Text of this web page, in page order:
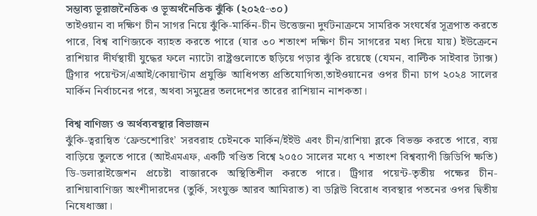
সম্ভাব্য ভূরাজনৈতিক ও ভূঅর্থনৈতিক ঝুঁকি (২০২৫-৩০)
তাইওয়ান বা দক্ষিণ চীন সাগর নিয়ে ঝুঁকি-মার্কিন-চীন উত্তেজনা দুর্ঘটনাক্রমে সামরিক সংঘর্ষের সূত্রপাত করতে
পারে, বিশ্ব বাণিজ্যকে ব্যাহত করতে পারে (যার ৩০ শতাংশ দক্ষিণ চীন সাগরের মধ্য দিয়ে যায়) ইউক্রেনে
রাশিয়ার দীর্ঘস্থায়ী যুদ্ধের ফলে ন্যাটো রাষ্ট্রগুলোতে ছড়িয়ে পড়ার ঝুঁকি রয়েছে (যেমন, বাল্টিক সাইবার ট্যাক্স)
ট্রিগার পয়েন্টস/এআই/কোয়ান্টাম প্রযুক্তি আধিপত্য প্রতিযোগিতা,তাইওয়ানের ওপর চীনা চাপ ২০২৪ সালের
মার্কিন নির্বাচনের পরে, অথবা সমুদ্রের তলদেশের তারের রাশিয়ান নাশকতা।
বিশ্ব বাণিজ্য ও অর্থব্যবস্থার বিভাজন
ঝুঁকি-ত্বরান্বিত ‘ফ্রেন্ডশোরিং’ সরবরাহ চেইনকে মার্কিন/ইইউ এবং চীন/রাশিয়া ব্লকে বিভক্ত করতে পারে, ব্যয়
বাড়িয়ে তুলতে পারে (আইএমএফ, একটি খণ্ডিত বিশ্বে ২০৫০ সালের মধ্যে ৭ শতাংশ বিশ্বব্যাপী জিডিপি ক্ষতি)
ডি-ডলারাইজেশন প্রচেষ্টা বাজারকে অস্থিতিশীল করতে পারে। ট্রিগার পয়েন্ট-তৃতীয় পক্ষের চীন-
রাশিয়াবাণিজ্য অংশীদারদের (তুর্কি, সংযুক্ত আরব আমিরাত) বা ডব্লিউ বিরোধ ব্যবস্থার পতনের ওপর দ্বিতীয়
নিষেধাজ্ঞা।